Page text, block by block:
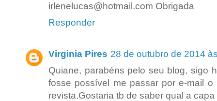
irlenelucas@hotmail.com Obrigada
Responder
Virginia Pires 28 de outubro de 2014
Quiane, parabéns pelo seu blog, sigo
fosse possível me passar por e-mail
revista.Gostaria tb de saber qual a